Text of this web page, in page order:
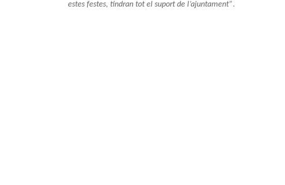
estes festes, tindran tot el suport de l’ajuntament”.